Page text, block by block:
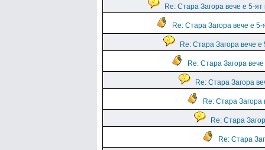
Re: Стара Загора вече е 5-
Re: Стара Загора вече е
Re: Стара Загора вече е
Re: Стара Загора
Re: Стара Загора
Re: Стара Загора
Re: Стара
Re: Стара